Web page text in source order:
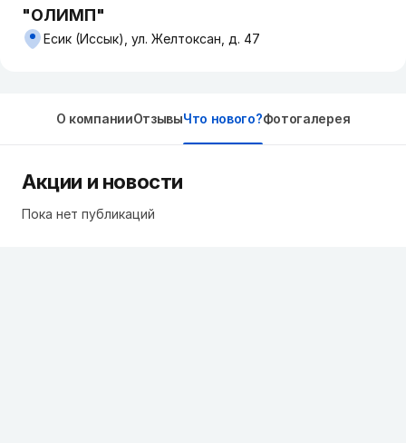
"ОЛИМП"
Есик (Иссык), ул. Желтоксан, д. 47
О компанииОтзывыЧто нового?Фотогалерея
Акции и новости
Пока нет публикаций